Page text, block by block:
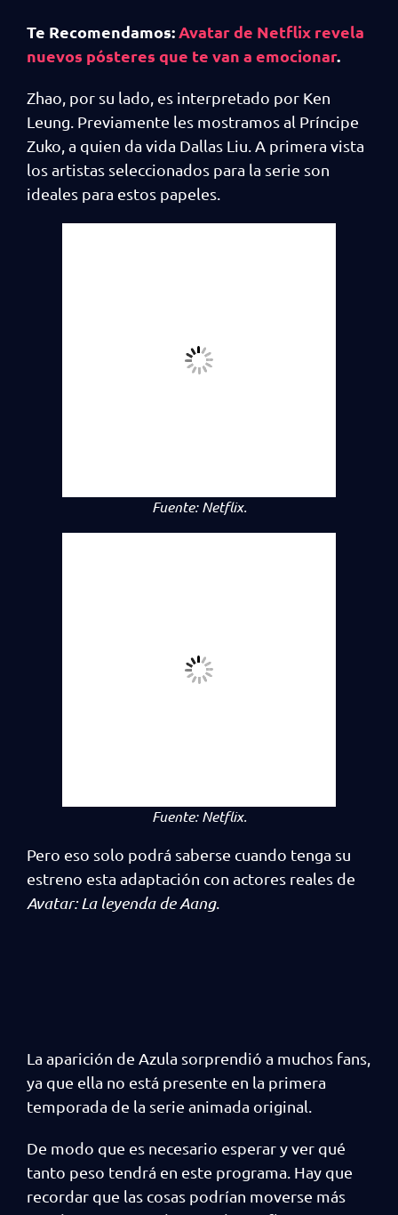
Te Recomendamos:Avatar de Netflix revela
nuevos pósteres que te van a emocionar.
Zhao, por su lado, es interpretado por Ken
Leung. Previamente les mostramos al Príncipe
Zuko, a quien da vida Dallas Liu. A primera vista
los artistas seleccionados para la serie son
ideales para estos papeles.
Fuente:Netflix.
Fuente:Netflix.
Pero eso solo podrá saberse cuando tenga su
estreno esta adaptación con actores reales de
Avatar: La leyenda de Aang.
La aparición de Azula sorprendió a muchos fans,
ya que ella no está presente en la primera
temporada de la serie animada original.
De modo que es necesario esperar y ver qué
tanto peso tendrá en este programa. Hay que
recordar que las cosas podrían moverse más